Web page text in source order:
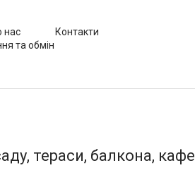
нас
Контакти
та обмін
тераси, балкона, кафе